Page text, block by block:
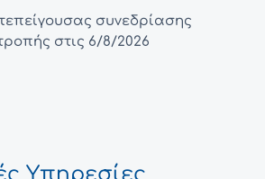
συνεδρίασης
στις 6/8/2026
Υπηρεσίες